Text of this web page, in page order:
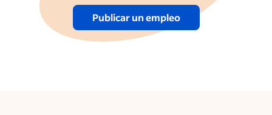
Publicar un empleo